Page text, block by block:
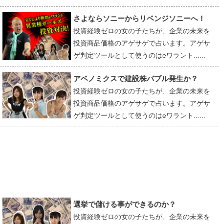
さよならソニーからリベンジソニーへ！
投資経験ゼロの女の子たちが、企業の未来を
投資商品価格のアゲサゲで占います。アゲサ
ゲ判定ツールとして使うのはeワラント......
アベノミクスで建設株バブル発生か？
投資経験ゼロの女の子たちが、企業の未来を
投資商品価格のアゲサゲで占います。アゲサ
ゲ判定ツールとして使うのはeワラント......
選挙で儲ける事ができるのか？
投資経験ゼロの女の子たちが、企業の未来を